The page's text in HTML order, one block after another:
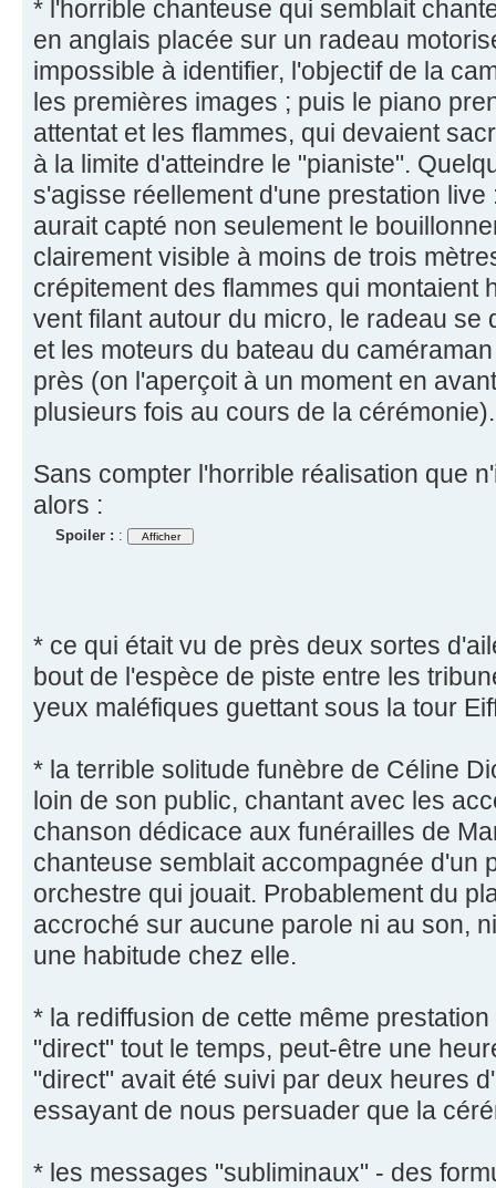
* l'horrible chanteuse qui semblait
en anglais placée sur un radeau
impossible à identifier, l'objectif de la
les premières images ; puis le piano
attentat et les flammes, qui devaient
à la limite d'atteindre le "pianiste".
s'agisse réellement d'une prestation
aurait capté non seulement le
clairement visible à moins de trois
crépitement des flammes qui montaient
vent filant autour du micro, le radeau se
et les moteurs du bateau du
près (on l'aperçoit à un moment en
plusieurs fois au cours de la cérémonie).
Sans compter l'horrible réalisation que
alors :
Spoiler : :
* ce qui était vu de près deux sortes
bout de l'espèce de piste entre les
yeux maléfiques guettant sous la tour
* la terrible solitude funèbre de Céline
loin de son public, chantant avec les
chanson dédicace aux funérailles de
chanteuse semblait accompagnée d'un
orchestre qui jouait. Probablement du
accroché sur aucune parole ni au son,
une habitude chez elle.
* la rediffusion de cette même
"direct" tout le temps, peut-être une
"direct" avait été suivi par deux heures
essayant de nous persuader que la
* les messages "subliminaux" - des